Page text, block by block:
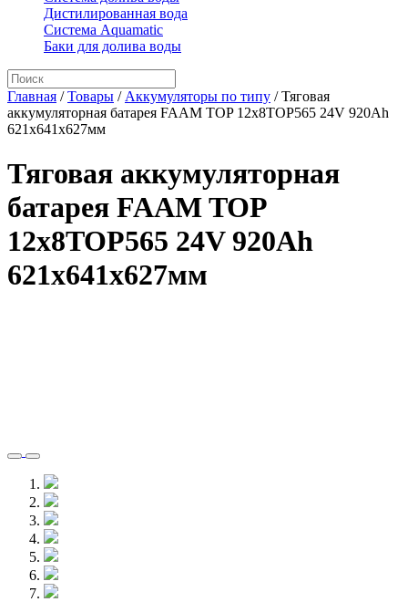
Дистилированная вода
Система Aquamatic
Баки для долива воды
Главная /Товары / Аккумуляторы по типу /Тяговая
аккумуляторная батарея FAAM TOP 12x8TOP565 24V 920Ah
621x641x627мм
Тяговая аккумуляторная
батарея FAAM TOP
12x8TOP565 24V 920Ah
621x641x627мм